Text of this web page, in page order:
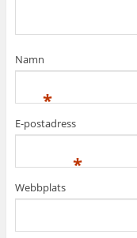
Namn
*
E-postadress
*
Webbplats